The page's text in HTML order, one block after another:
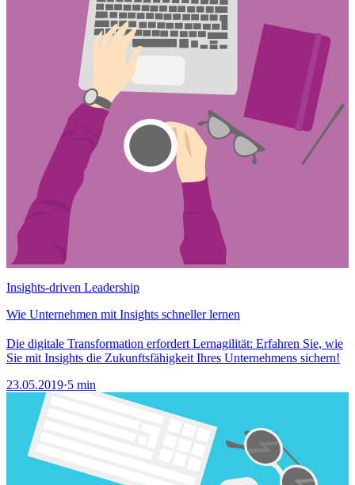
Insights-driven Leadership
Wie Unternehmen mit Insights schneller lernen
Die digitale Transformation erfordert Lernagilität: Erfahren Sie, wie
Sie mit Insights die Zukunftsfähigkeit Ihres Unternehmens sichern!
23.05.2019·5 min